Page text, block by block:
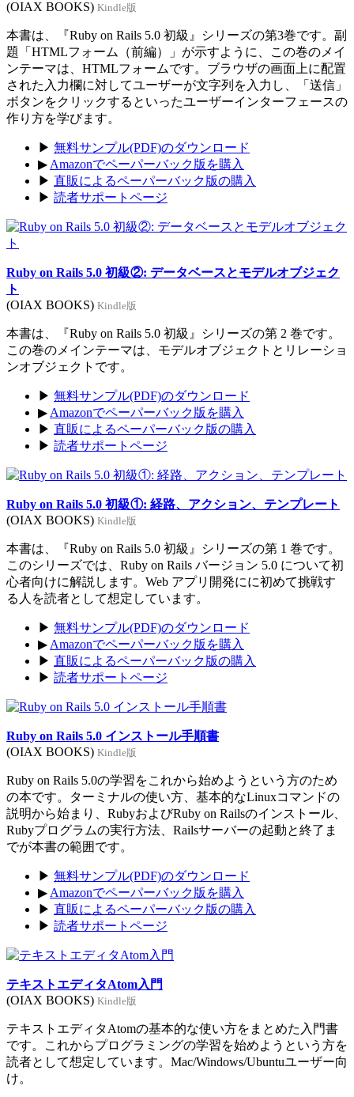
(OIAX BOOKS) Kindle版
本書は、『Ruby on Rails 5.0 初級』シリーズの第3巻です。副
題「HTMLフォーム（前編）」が示すように、この巻のメイ
ンテーマは、HTMLフォームです。ブラウザの画面上に配置
された入力欄に対してユーザーが文字列を入力し、「送信」
ボタンをクリックするといったユーザーインターフェースの
作り方を学びます。
▶ 無料サンプル(PDF)のダウンロード
▶ Amazonでペーパーバック版を購入
▶ 直販によるペーパーバック版の購入
▶ 読者サポートページ
Ruby on Rails 5.0 初級②: データベースとモデルオブジェク
ト
(OIAX BOOKS) Kindle版
本書は、『Ruby on Rails 5.0 初級』シリーズの第 2 巻です。
この巻のメインテーマは、モデルオブジェクトとリレーショ
ンオブジェクトです。
▶ 無料サンプル(PDF)のダウンロード
▶ Amazonでペーパーバック版を購入
▶ 直販によるペーパーバック版の購入
▶ 読者サポートページ
Ruby on Rails 5.0 初級①: 経路、アクション、テンプレート
(OIAX BOOKS) Kindle版
本書は、『Ruby on Rails 5.0 初級』シリーズの第 1 巻です。
このシリーズでは、Ruby on Rails バージョン 5.0 について初
心者向けに解説します。Web アプリ開発にに初めて挑戦す
る人を読者として想定しています。
▶ 無料サンプル(PDF)のダウンロード
▶ Amazonでペーパーバック版を購入
▶ 直販によるペーパーバック版の購入
▶ 読者サポートページ
Ruby on Rails 5.0 インストール手順書
(OIAX BOOKS) Kindle版
Ruby on Rails 5.0の学習をこれから始めようという方のため
の本です。ターミナルの使い方、基本的なLinuxコマンドの
説明から始まり、RubyおよびRuby on Railsのインストール、
Rubyプログラムの実行方法、Railsサーバーの起動と終了ま
でが本書の範囲です。
▶ 無料サンプル(PDF)のダウンロード
▶ Amazonでペーパーバック版を購入
▶ 直販によるペーパーバック版の購入
▶ 読者サポートページ
テキストエディタAtom入門
(OIAX BOOKS) Kindle版
テキストエディタAtomの基本的な使い方をまとめた入門書
です。これからプログラミングの学習を始めようという方を
読者として想定しています。Mac/Windows/Ubuntuユーザー向
け。